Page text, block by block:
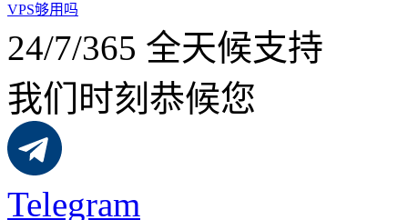
VPS够用吗
24/7/365 全天候支持
我们时刻恭候您
Telegram